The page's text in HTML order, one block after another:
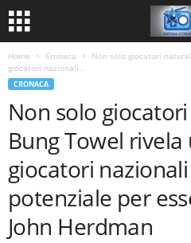
Home Cronaca
Non solo giocatori
giocatori nazionali...
CRONACA
Non solo
Bung Towel
giocatori
potenziale per
John Herdman